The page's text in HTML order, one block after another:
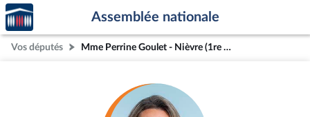
Aller au contenu
Aller en bas de la page
Accèder
à la
page
d'accueil
Assemblée nationale
Vos députés Mme Perrine Goulet - Nièvre (1re circonscription)